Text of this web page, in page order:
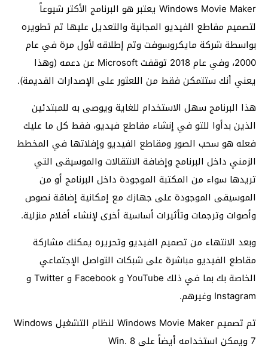
Windows Movie Maker يعتبر هو البرنامج الأكثر شيوعاً
لتصميم مقاطع الفيديو المجانية والتعديل عليها تم تطويره
بواسطة شركة مايكروسوفت وتم إطلاقه لأول مرة في عام
2000، وفي عام 2018 توقفت Microsoft عن دعمه (وهذا
يعني أنك ستتمكن فقط من اللعثور على الإصدارات القديمة).
هذا البرنامج سهل الاستخدام للغاية ويوصى به للمبتدئين
الذين بدأوا للتو في إنشاء مقاطع فيديو، فقط كل ما عليك
فعله هو سحب الصور ومقاطع الفيديو وإفلاتها في المخطط
الزمني داخل البرنامج وإضافة الانتقالات والموسيقى التي
تريدها سواء من المكتبة الموجودة داخل البرنامج أو من
الموسيقى الموجودة على جهازك مع إمكانية إضاقة نصوص
وأصوات وترجمات وتأثيرات أساسية أخرى لإنشاء أفلام منزلية.
وبعد الانتهاء من تصميم الفيديو وتحريره يمكنك مشاركة
مقاطع الفيديو مباشرة على شبكات التواصل الإجتماعي
الخاصة بك بما في ذلك YouTube و Facebook و Twitter و
Instagram وغيرهم.
تم تصميم Windows Movie Maker لنظام التشغيل Windows
7 ويمكن استخدامه أيضاً على Win. 8